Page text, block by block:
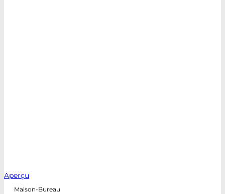
Aperçu
Maison-Bureau